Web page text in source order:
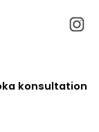
konsultation